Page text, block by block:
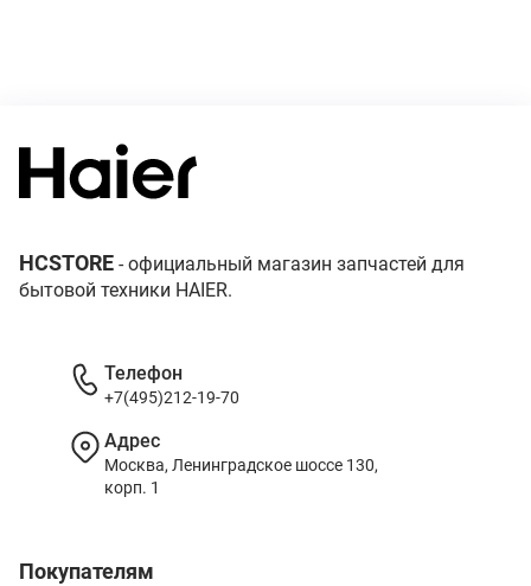
HCSTORE - официальный магазин запчастей для
бытовой техники HAIER.
Покупателям
Телефон
+7(495)212-19-70
Адрес
Москва, Ленинградское шоссе 130,
корп. 1